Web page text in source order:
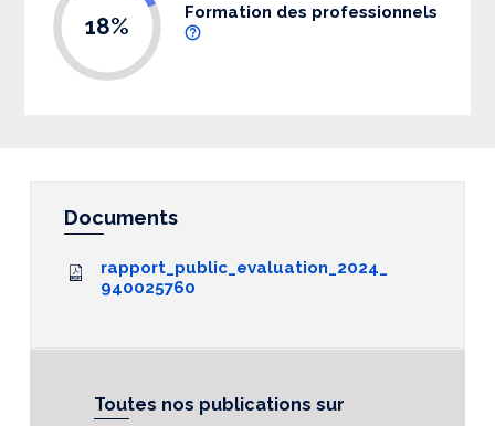
18% Formation des professionnels
Documents
rapport_public_evaluation_2024_
940025760
Toutes nos publications sur